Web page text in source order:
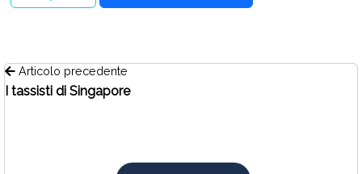
Articolo precedente
I tassisti di Singapore